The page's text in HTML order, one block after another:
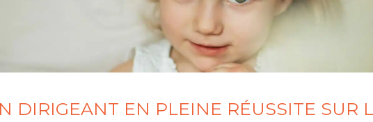
DIRIGEANT EN PLEINE RÉUSSITE SUR